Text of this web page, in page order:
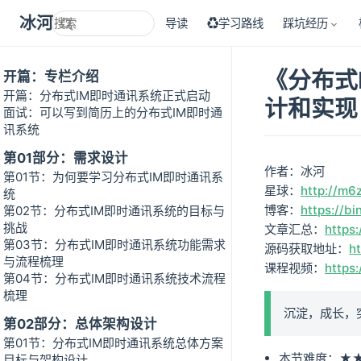
冰河技术 导读 ♻学习路线 踩坑经历
开篇：专栏介绍
开篇：分布式IM即时通讯系统正式启动
面试：可以写到简历上的分布式IM即时通
讯系统
第01部分：需求设计
第01节：为何要学习分布式IM即时通讯系
统
第02节：分布式IM即时通讯系统的目标与
挑战
第03节：分布式IM即时通讯系统功能需求
与流程梳理
第04节：分布式IM即时通讯系统技术流程
梳理
第02部分：总体架构设计
第01节：分布式IM即时通讯系统总体方案
《分布
计和实现
作者：冰河
星球： http://
博客： https://
文章汇总：
源码获取地址：
课程视频：
沉淀，成长，
本节难度